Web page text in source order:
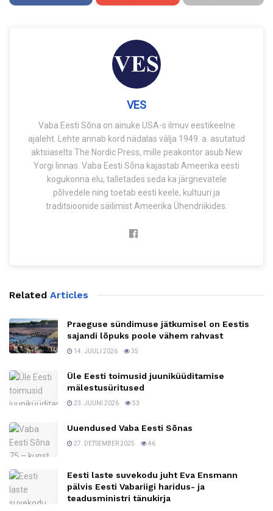
VES
Vaba Eesti Sõna on ainuke USA-s ilmuv eestikeelne
ajaleht. Lehte annab kord nädalas välja 1949. a. asutatud
aktsiaselts The Nordic Press, mille peakontor asub New
Yorgi linnas. Vaba Eesti Sõna kajastab Ameerika eesti
kogukonna elu, talletades seda ka järgnevatele
põlvedele ning toetab eesti keele, kultuuri ja
traditsioonide säilimist Ameerika Ühendriikides.
Related Articles
Praeguse sündimuse jätkumisel on Eestis
sajandi lõpuks poole vähem rahvast
14. JUULI 2026 35
Üle Eesti toimusid juuniküüditamise
mälestusüritused
23. JUUNI 2026 53
Uuendused Vaba Eesti Sõnas
27. DETSEMBER 2025 46
Eesti laste suvekodu juht Eva Ensmann
pälvis Eesti Vabariigi haridus- ja
teadusministri tänukirja